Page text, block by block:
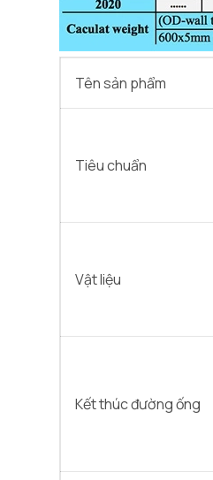
Tên sản phẩm
Tiêu chuẩn
Vật liệu
Kết thúc đường ống